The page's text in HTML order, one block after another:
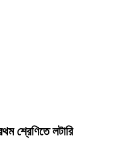
শ্রেণিতে লটারি